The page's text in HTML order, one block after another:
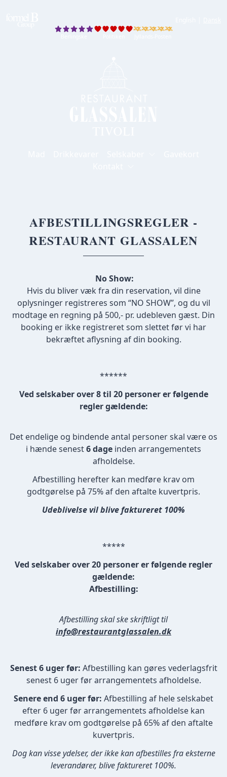
Berlingske
Politiken
Jyllands-Posten
AFBESTILLINGSREGLER -
RESTAURANT GLASSALEN
No Show:
Hvis du bliver væk fra din reservation, vil dine
oplysninger registreres som “NO SHOW”, og du vil
modtage en regning på 500,- pr. udebleven gæst. Din
booking er ikke registreret som slettet før vi har
bekræftet aflysning af din booking.
******
Ved selskaber over 8 til 20 personer er følgende
regler gældende:
Det endelige og bindende antal personer skal være os
i hænde senest6 dage inden arrangementets
afholdelse.
Afbestilling herefter kan medføre krav om
godtgørelse på 75% af den aftalte kuvertpris.
Udeblivelse vil blive faktureret 100%
*****
Ved selskaber over 20 personer er følgende regler
gældende:
Afbestilling:
Afbestilling skal ske skriftligt til
info@restaurantglassalen.dk
Senest 6 uger før: Afbestilling kan gøres vederlagsfrit
senest 6 uger før arrangementets afholdelse.
Senere end 6 uger før: Afbestilling af hele selskabet
efter 6 uger før arrangementets afholdelse kan
medføre krav om godtgørelse på 65% af den aftalte
kuvertpris.
Dog kan visse ydelser, der ikke kan afbestilles fra eksterne
leverandører, blive faktureret 100%.